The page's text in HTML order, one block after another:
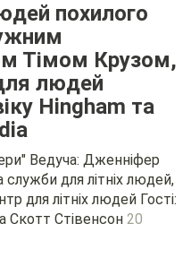
похилого
Тімом Крузом,
людей
Hingham та
Ведуча: Дженніфер
для літніх людей,
для літніх людей Гості:
Скотт Стівенсон 20